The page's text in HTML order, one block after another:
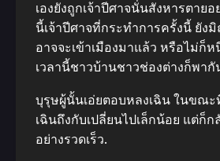
เองยังถูกเจ้าปีศาจนั่นสังหารตายอ
นี้เจ้าปีศาจที่กระทําการครั้งนี้ ยัง
อาจจะเข้าเมืองมาแล้ว หรือไม่ก็
เวลานี้ชาวบ้านชาวช่องต่างก็พากั
บุรุษผู้นั้นเอ่ยตอบหลงเฉิน ในขณ
เฉินถึงกับเปลี่ยนไปเล็กน้อย แต่ก็
อย่างรวดเร็ว.